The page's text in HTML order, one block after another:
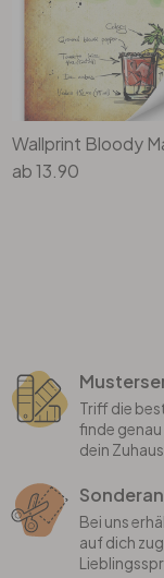
ab13.90
Triff die
finde
dein
Bei uns
auf dich